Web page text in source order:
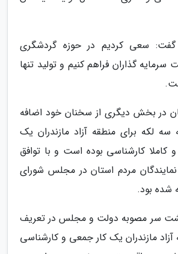
گفت: سعی کردیم در حوزه گردشگری
سرمایه گذاران فراهم کنیم و تولید تنها
در بخش دیگری از سخنان خود اضافه
سه لکه برای منطقه آزاد مازندران یک
کارشناسی بوده است و با توافق
مردم استان در مجلس شورای
شده بود.
سر مصوبه دولت و مجلس در تعریف
مازندران یک کار جمعی و کارشناسی